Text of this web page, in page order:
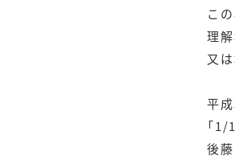
こ
理
又
平
「
後